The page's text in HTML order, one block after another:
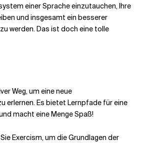
einer Sprache einzutauchen, Ihre
und insgesamt ein besserer
werden. Das ist doch eine tolle
Weg, um eine neue
erlernen. Es bietet Lernpfade für eine
macht eine Menge Spaß!
Exercism, um die Grundlagen der